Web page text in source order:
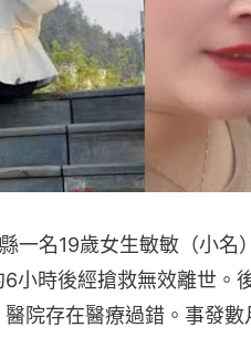
一名19歲女生敏敏（小名
小時後經搶救無效離世。
院存在醫療過錯。事發